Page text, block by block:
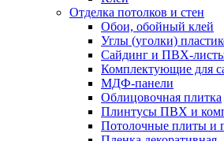
Отделка потолков и стен
Обои, обойный клей
Углы (уголки)
Сайдинг и ПВХ-
Комплектующие для
МДФ-панели
Облицовочная плитка
Плинтусы ПВХ и
Потолочные плиты и